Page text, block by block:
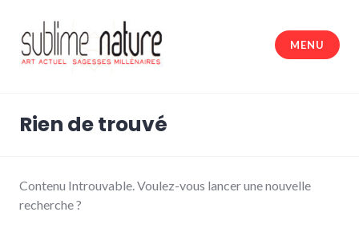
contenu
principal
MENU
Rien de trouvé
Contenu Introuvable. Voulez-vous lancer une nouvelle
recherche ?